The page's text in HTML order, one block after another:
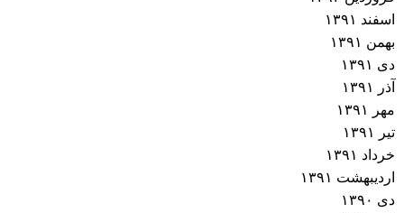
اسفند ۱۳۹۱
بهمن ۱۳۹۱
دی ۱۳۹۱
آذر ۱۳۹۱
مهر ۱۳۹۱
تیر ۱۳۹۱
خرداد ۱۳۹۱
اردیبهشت ۱۳۹۱
دی ۱۳۹۰